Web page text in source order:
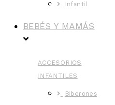
Infantil
BEBÉS Y MAMÁS
ACCESORIOS
INFANTILES
Biberones